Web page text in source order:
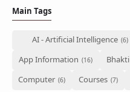
App Information
Trending
Facebook
Twitter
Telegram
Main Tags
AI - Artificial Intelligence
App Information
Bhakti
Computer
Courses